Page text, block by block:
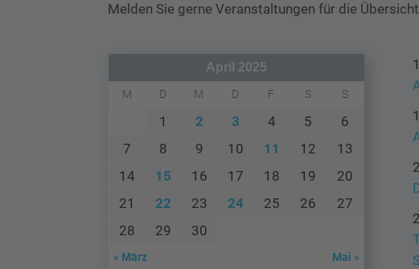
Melden Sie gerne Veranstaltungen für die
April 2025
M D M D F S S
1 2 3 4 5
6
7
8 9 10 11 12
13
14
15 16 17 18 19
20
21
22 23 24 25 26
27
28
29 30
« März Mai »